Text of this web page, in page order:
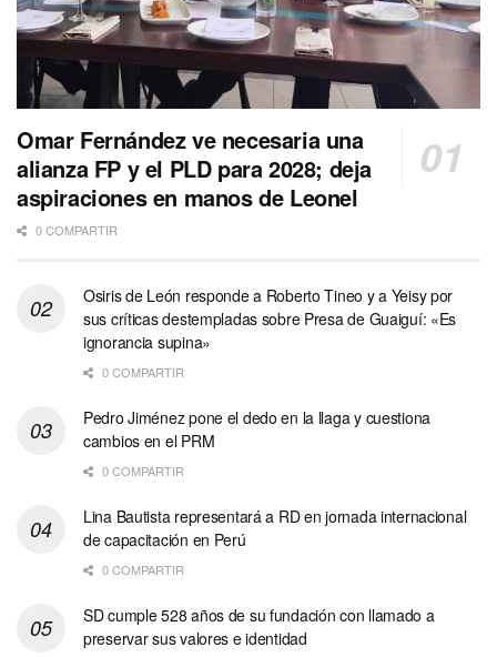
Omar Fernández ve necesaria una
alianza FP y el PLD para 2028; deja
aspiraciones en manos de Leonel
0 COMPARTIR
Osiris de León responde a Roberto Tineo y a Yeisy por
sus críticas destempladas sobre Presa de Guaiguí: «Es
ignorancia supina»
0 COMPARTIR
Pedro Jiménez pone el dedo en la llaga y cuestiona
cambios en el PRM
0 COMPARTIR
Lina Bautista representará a RD en jornada internacional
de capacitación en Perú
0 COMPARTIR
SD cumple 528 años de su fundación con llamado a
preservar sus valores e identidad